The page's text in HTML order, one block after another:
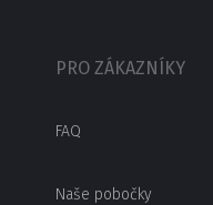
PRO ZÁKAZNÍKY
FAQ
Naše pobočky